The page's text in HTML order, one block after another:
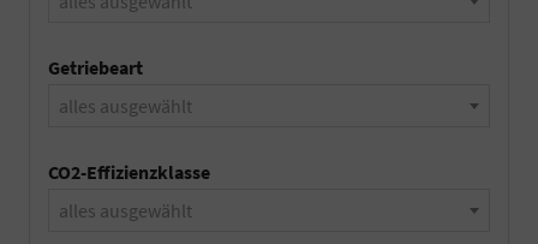
Getriebeart
alles ausgewählt
CO2-Effizienzklasse
alles ausgewählt